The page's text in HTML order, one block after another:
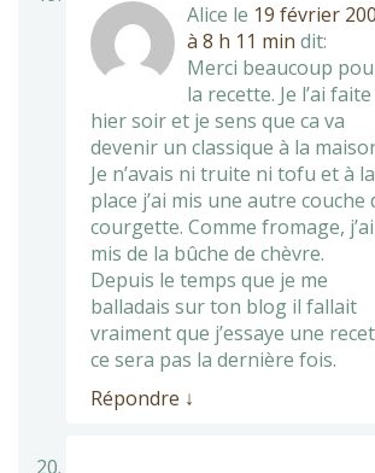
Alice le 19 février
à 8 h 11 min dit:
Merci beaucoup
la recette. Je l’ai faite
hier soir et je sens que ca va
devenir un classique à la
Je n’avais ni truite ni tofu et à la
place j’ai mis une autre couche
courgette. Comme fromage, j’ai
mis de la bûche de chèvre.
Depuis le temps que je me
balladais sur ton blog il fallait
vraiment que j’essaye une
ce sera pas la dernière fois.
Répondre ↓